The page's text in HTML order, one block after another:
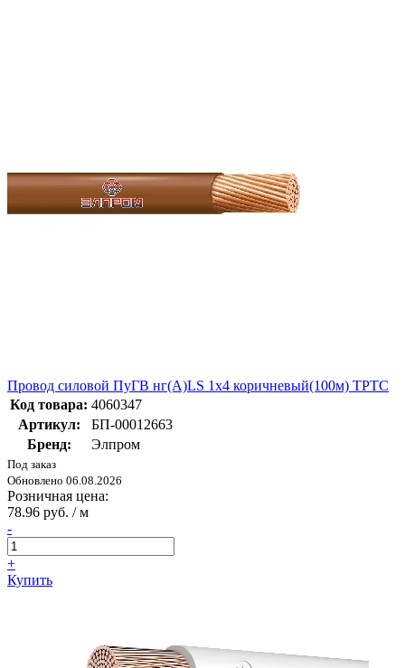
Провод силовой ПуГВ нг(А)LS 1х4 коричневый(100м) ТРТС
Код товара: 4060347
Артикул:
БП-00012663
Бренд:
Элпром
Под заказ
Обновлено 06.08.2026
Розничная цена:
78.96 руб. / м
-
+
Купить